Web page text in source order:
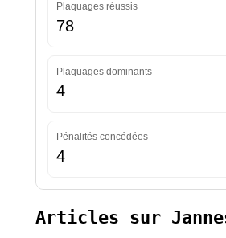
Plaquages réussis
78
Plaquages dominants
4
Pénalités concédées
4
Articles sur